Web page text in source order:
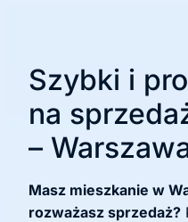
Szybki i
na
–
Masz mieszkanie w
rozważasz sprzedaż?